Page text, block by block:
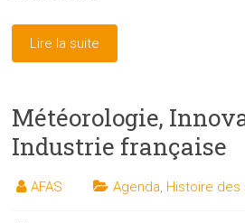
Lire la suite
Météorologie,
Industrie française
AFAS Agenda, Histoire